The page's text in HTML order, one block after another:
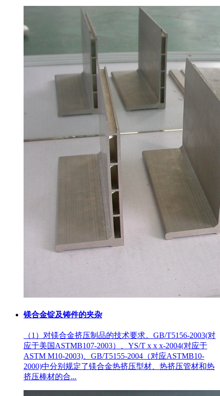
镁合金锭及铸件的夹杂
（1）对镁合金挤压制品的技术要求。GB/T5156-2003(对
应于美国ASTMB107-2003）、YS/T x x x-2004(对应于
ASTM M10-2003)、GB/T5155-2004（对应ASTMB10-
2000)中分别规定了镁合金热挤压型材、热挤压管材和热
挤压棒材的合...